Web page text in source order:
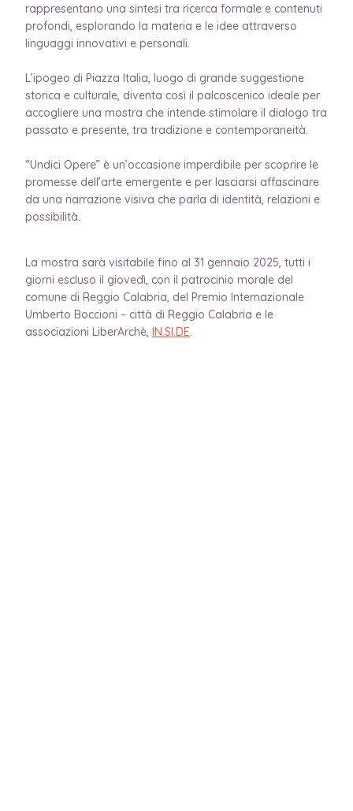
rappresentano una sintesi tra ricerca formale e contenuti
profondi, esplorando la materia e le idee attraverso
linguaggi innovativi e personali.
L’ipogeo di Piazza Italia, luogo di grande suggestione
storica e culturale, diventa così il palcoscenico ideale per
accogliere una mostra che intende stimolare il dialogo tra
passato e presente, tra tradizione e contemporaneità.
“Undici Opere” è un’occasione imperdibile per scoprire le
promesse dell’arte emergente e per lasciarsi affascinare
da una narrazione visiva che parla di identità, relazioni e
possibilità.
La mostra sarà visitabile fino al 31 gennaio 2025, tutti i
giorni escluso il giovedì, con il patrocinio morale del
comune di Reggio Calabria, del Premio Internazionale
Umberto Boccioni – città di Reggio Calabria e le
associazioni LiberArchè, IN.SI.DE.